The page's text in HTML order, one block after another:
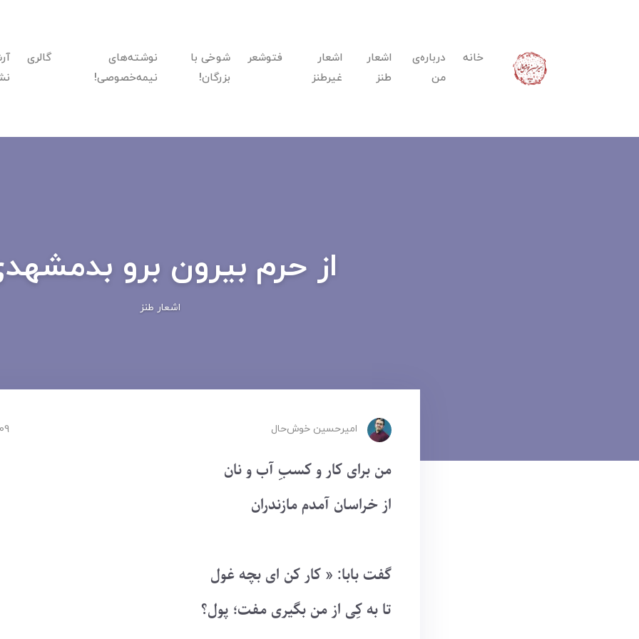
خانه
درباره‌ی
من
اشعار
طنز
اشعار
غیرطنز
فتوشعر
شوخی با
بزرگان!
نوشته‌های
نیمه‌خصوصی!
گالری
از حرم بیرون برو
اشعار طنز
امیرحسین ‌خوش‌حال 09 فروردین 1402
من برای کار و کسبِ آب و نان
از خراسان آمدم مازندران
گفت بابا: « کار کن ای بچه غول
تا به کِی از من بگیری مفت؛ پول؟